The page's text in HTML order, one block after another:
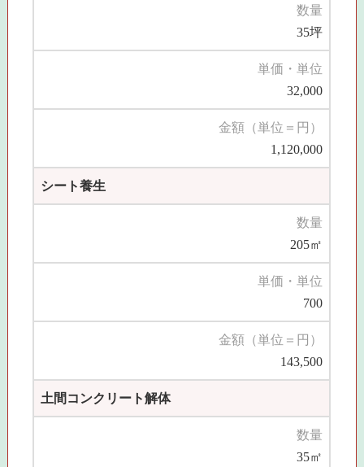
数量
35坪
単価・単位
32,000
金額（単位＝円）
1,120,000
シート養生
数量
205㎡
単価・単位
700
金額（単位＝円）
143,500
土間コンクリート解体
数量
35㎡